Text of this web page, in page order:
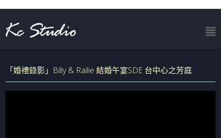
「婚禮錄影」Billy & Railie 結婚午宴SDE 台中心之芳庭